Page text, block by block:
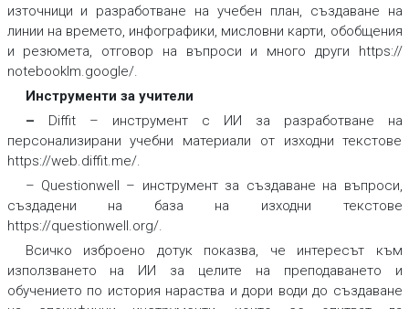
източници и разработване на учебен план, създаване на
линии на времето, инфографики, мисловни карти, обобщения
и резюмета, отговор на въпроси и много други https://
notebooklm.google/.
Инструменти за учители
– Diffit – инструмент с ИИ за разработване на
персонализирани учебни материали от изходни текстове
https://web.diffit.me/.
– Questionwell – инструмент за създаване на въпроси,
създадени на база на изходни текстове
https://questionwell.org/.
Всичко изброено дотук показва, че интересът към
използването на ИИ за целите на преподаването и
обучението по история нараства и дори води до създаване